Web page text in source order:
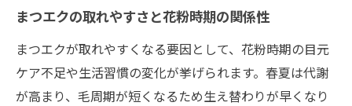
まつエクの取れやすさと花粉時期の関係性
まつエクが取れやすくなる要因として、花粉時期の目元
ケア不足や生活習慣の変化が挙げられます。春夏は代謝
が高まり、毛周期が短くなるため生え替わりが早くなり